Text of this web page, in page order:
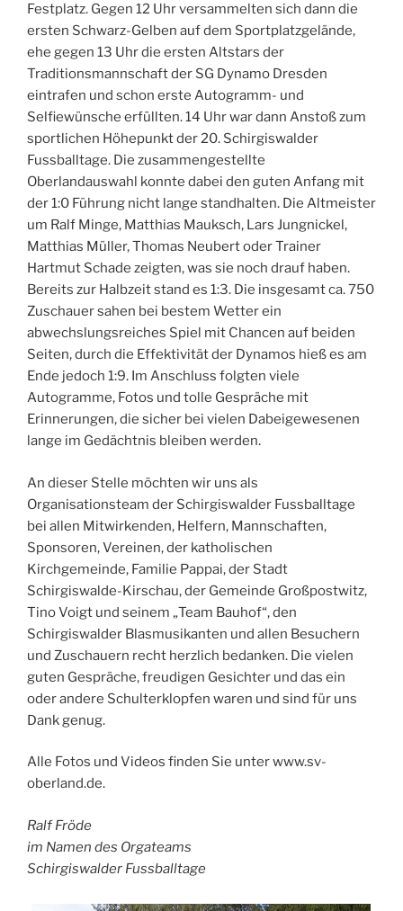
Festplatz. Gegen 12 Uhr versammelten sich dann die
ersten Schwarz-Gelben auf dem Sportplatzgelände,
ehe gegen 13 Uhr die ersten Altstars der
Traditionsmannschaft der SG Dynamo Dresden
eintrafen und schon erste Autogramm- und
Selfiewünsche erfüllten. 14 Uhr war dann Anstoß zum
sportlichen Höhepunkt der 20. Schirgiswalder
Fussballtage. Die zusammengestellte
Oberlandauswahl konnte dabei den guten Anfang mit
der 1:0 Führung nicht lange standhalten. Die Altmeister
um Ralf Minge, Matthias Mauksch, Lars Jungnickel,
Matthias Müller, Thomas Neubert oder Trainer
Hartmut Schade zeigten, was sie noch drauf haben.
Bereits zur Halbzeit stand es 1:3. Die insgesamt ca. 750
Zuschauer sahen bei bestem Wetter ein
abwechslungsreiches Spiel mit Chancen auf beiden
Seiten, durch die Effektivität der Dynamos hieß es am
Ende jedoch 1:9. Im Anschluss folgten viele
Autogramme, Fotos und tolle Gespräche mit
Erinnerungen, die sicher bei vielen Dabeigewesenen
lange im Gedächtnis bleiben werden.
An dieser Stelle möchten wir uns als
Organisationsteam der Schirgiswalder Fussballtage
bei allen Mitwirkenden, Helfern, Mannschaften,
Sponsoren, Vereinen, der katholischen
Kirchgemeinde, Familie Pappai, der Stadt
Schirgiswalde-Kirschau, der Gemeinde Großpostwitz,
Tino Voigt und seinem „Team Bauhof“, den
Schirgiswalder Blasmusikanten und allen Besuchern
und Zuschauern recht herzlich bedanken. Die vielen
guten Gespräche, freudigen Gesichter und das ein
oder andere Schulterklopfen waren und sind für uns
Dank genug.
Alle Fotos und Videos finden Sie unter www.sv-
oberland.de.
Ralf Fröde
im Namen des Orgateams
Schirgiswalder Fussballtage